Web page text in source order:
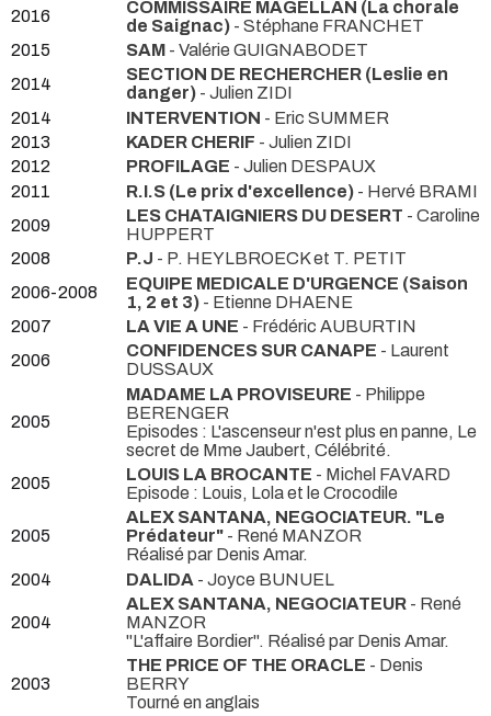
2016
COMMISSAIRE MAGELLAN (La chorale
de Saignac) - Stéphane FRANCHET
2015
SAM - Valérie GUIGNABODET
2014
SECTION DE RECHERCHER (Leslie en
danger) - Julien ZIDI
2014
INTERVENTION - Eric SUMMER
2013
KADER CHERIF - Julien ZIDI
2012
PROFILAGE - Julien DESPAUX
2011
R.I.S (Le prix d'excellence) - Hervé BRAMI
2009
LES CHATAIGNIERS DU DESERT - Caroline
HUPPERT
2008
P.J - P. HEYLBROECK et T. PETIT
2006-2008
EQUIPE MEDICALE D'URGENCE (Saison
1, 2 et 3) - Etienne DHAENE
2007
LA VIE A UNE - Frédéric AUBURTIN
2006
CONFIDENCES SUR CANAPE - Laurent
DUSSAUX
2005
MADAME LA PROVISEURE - Philippe
BERENGER
Episodes : L'ascenseur n'est plus en panne, Le
secret de Mme Jaubert, Célébrité.
2005
LOUIS LA BROCANTE - Michel FAVARD
Episode : Louis, Lola et le Crocodile
2005
ALEX SANTANA, NEGOCIATEUR. "Le
Prédateur" - René MANZOR
Réalisé par Denis Amar.
2004
DALIDA - Joyce BUNUEL
2004
ALEX SANTANA, NEGOCIATEUR - René
MANZOR
"L'affaire Bordier". Réalisé par Denis Amar.
2003
THE PRICE OF THE ORACLE - Denis
BERRY
Tourné en anglais